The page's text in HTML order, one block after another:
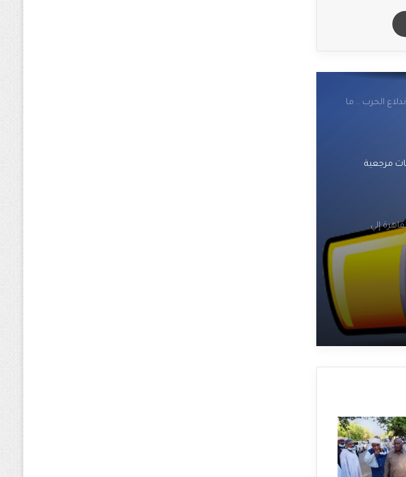
الحرب .. ما
مرجعية
إلي